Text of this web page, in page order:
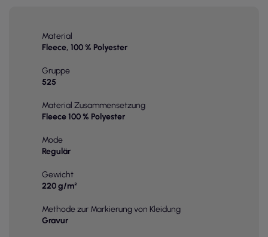
Material
Fleece, 100 % Polyester
Gruppe
525
Material Zusammensetzung
Fleece 100 % Polyester
Mode
Regulär
Gewicht
220 g/m²
Methode zur Markierung von Kleidung
Gravur